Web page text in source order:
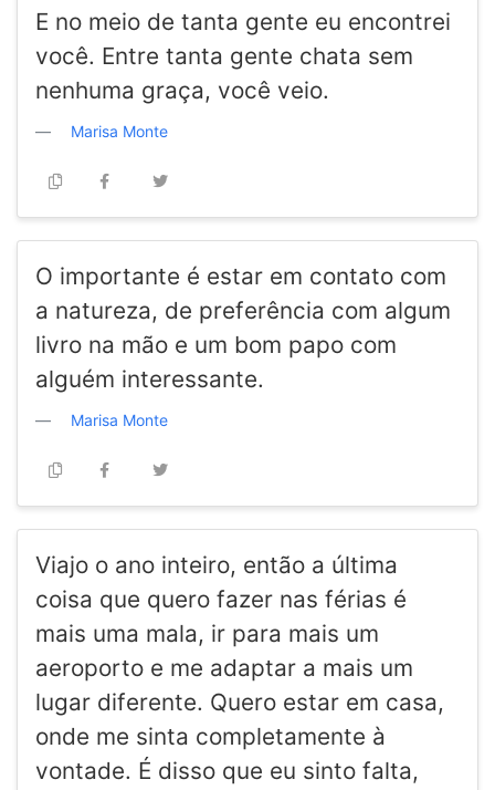
E no meio de tanta gente eu encontrei
você. Entre tanta gente chata sem
nenhuma graça, você veio.
Marisa Monte
O importante é estar em contato com
a natureza, de preferência com algum
livro na mão e um bom papo com
alguém interessante.
Marisa Monte
Viajo o ano inteiro, então a última
coisa que quero fazer nas férias é
mais uma mala, ir para mais um
aeroporto e me adaptar a mais um
lugar diferente. Quero estar em casa,
onde me sinta completamente à
vontade. É disso que eu sinto falta,